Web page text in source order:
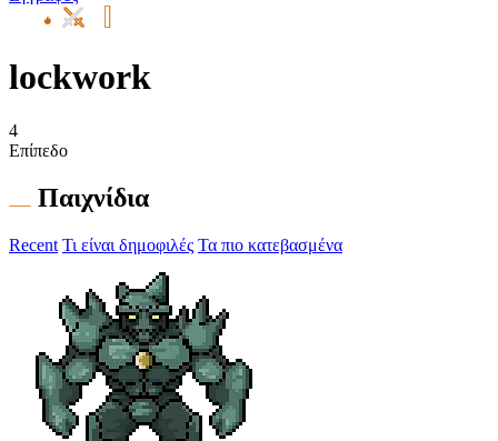
lockwork
4
Επίπεδο
Παιχνίδια
Recent Τι είναι δημοφιλές Τα πιο κατεβασμένα